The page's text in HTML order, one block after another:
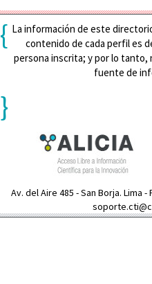
{ La información de este
contenido de cada perfil es
persona inscrita; y por lo tanto,
fuente de
}
Av. del Aire 485 - San Borja. Lima